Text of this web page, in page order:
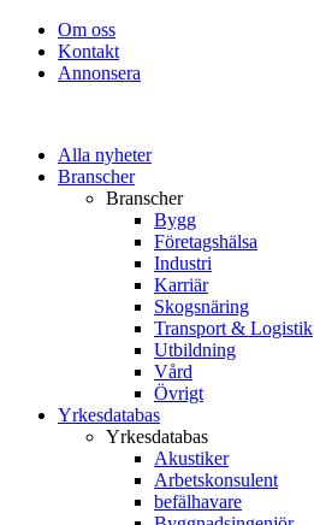
Om oss
Kontakt
Annonsera
Alla nyheter
Branscher
Branscher
Bygg
Företagshälsa
Industri
Karriär
Skogsnäring
Transport & Logistik
Utbildning
Vård
Övrigt
Yrkesdatabas
Yrkesdatabas
Akustiker
Arbetskonsulent
befälhavare